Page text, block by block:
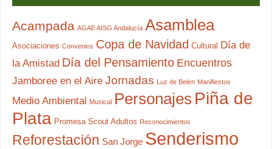
Acampada AGAE AISG Andalucía Asamblea
Asociaciones Convenios Copa de Navidad Cultural Día de
la Amistad Día del Pensamiento Encuentros
Jamboree en el Aire Jornadas Luz de Belen Manifiestos
Medio Ambiental Musical Personajes Piña de
Plata Promesa Scout Adultos Reconocimientos
Reforestación San Jorge Senderismo